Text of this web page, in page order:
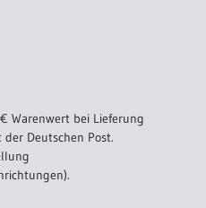
Warenwert bei Lieferung
Deutschen Post.